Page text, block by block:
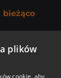
bieżąco
plików
cookie, aby